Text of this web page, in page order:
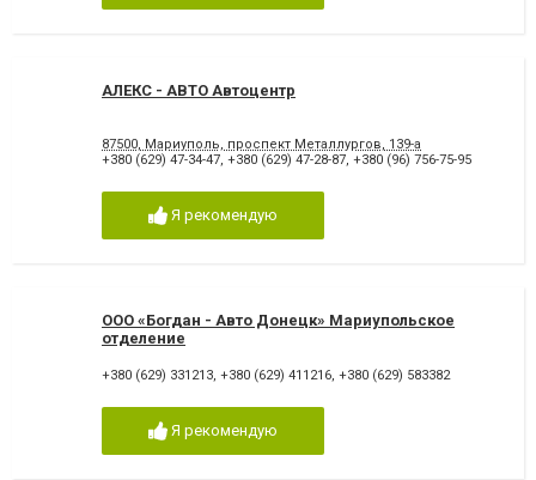
АЛЕКС - АВТО Автоцентр
87500, Мариуполь, проспект Металлургов, 139-а
+380 (629) 47-34-47, +380 (629) 47-28-87, +380 (96) 756-75-95
Я рекомендую
ООО «Богдан - Авто Донецк» Мариупольское
отделение
+380 (629) 331213 +380 (629) 411216 +380 (629) 583382
Я рекомендую